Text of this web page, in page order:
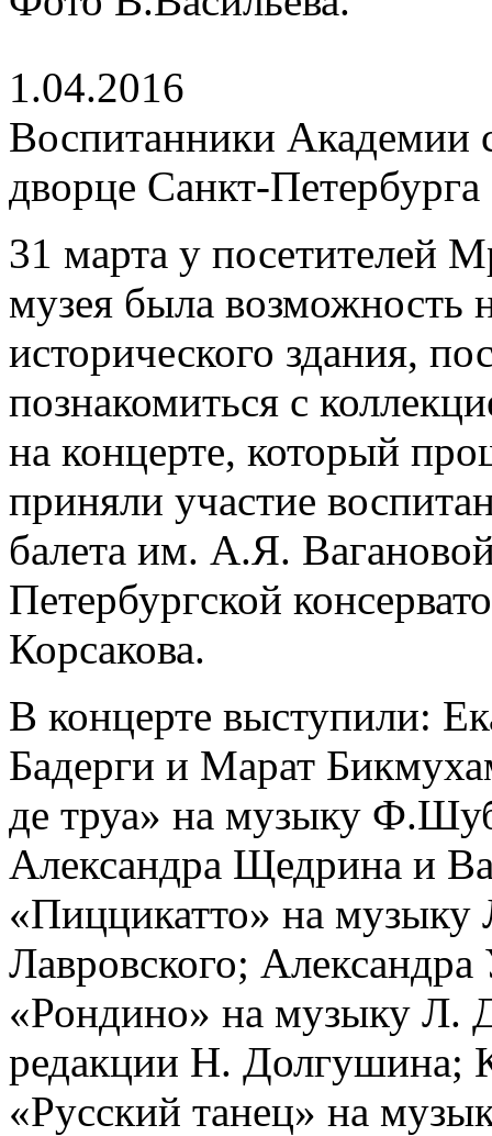
1.04.2016
Воспитанники Академии
дворце Санкт-Петербурга
31 марта у посетителей
музея была возможность
исторического здания,
познакомиться с
на концерте, который
приняли участие
балета им. А.Я.
Петербургской
Корсакова.
В концерте выступили:
Бадерги и Марат
де труа» на музыку
Александра Щедрина и
«Пиццикатто» на
Лавровского; Александра
«Рондино» на музыку Л.
редакции Н. Долгушина;
«Русский танец» на